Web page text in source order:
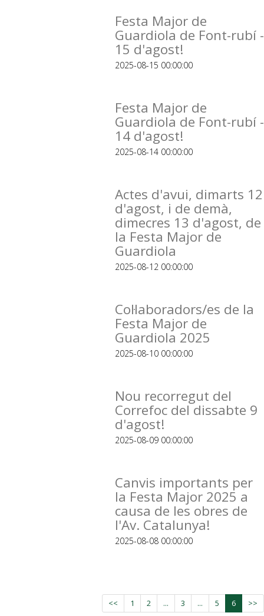
Festa Major de
Guardiola de Font-rubí -
15 d'agost!
2025-08-15 00:00:00
Festa Major de
Guardiola de Font-rubí -
14 d'agost!
2025-08-14 00:00:00
Actes d'avui, dimarts 12
d'agost, i de demà,
dimecres 13 d'agost, de
la Festa Major de
Guardiola
2025-08-12 00:00:00
Col·laboradors/es de la
Festa Major de
Guardiola 2025
2025-08-10 00:00:00
Nou recorregut del
Correfoc del dissabte 9
d'agost!
2025-08-09 00:00:00
Canvis importants per
la Festa Major 2025 a
causa de les obres de
l'Av. Catalunya!
2025-08-08 00:00:00
<< 1 2 ... 3 ... 5 6 >>